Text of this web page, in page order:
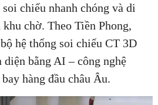
chiếu nhanh chóng và di
chờ. Theo Tiền Phong,
hệ thống soi chiếu CT 3D
diện bằng AI – công nghệ
hàng đầu châu Âu.